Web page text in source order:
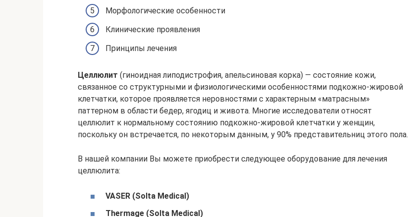
Морфологические особенности
Клинические проявления
Принципы лечения
Целлюлит (гиноидная липодистрофия, апельсиновая корка) — состояние кожи,
связанное со структурными и физиологическими особенностями подкожно-жировой
клетчатки, которое проявляется неровностями с характерным «матрасным»
паттерном в области бедер, ягодиц и живота. Многие исследователи относят
целлюлит к нормальному состоянию подкожно-жировой клетчатки у женщин,
поскольку он встречается, по некоторым данным, у 90% представительниц этого пола.
В нашей компании Вы можете приобрести следующее оборудование для лечения
целлюлита:
VASER (Solta Medical)
Thermage (Solta Medical)